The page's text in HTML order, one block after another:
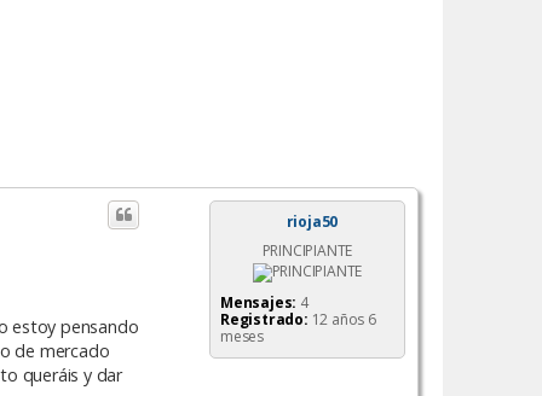
rioja50
PRINCIPIANTE
Mensajes: 4
Registrado: 12 años 6
meses
estoy pensando
de mercado
queráis y dar